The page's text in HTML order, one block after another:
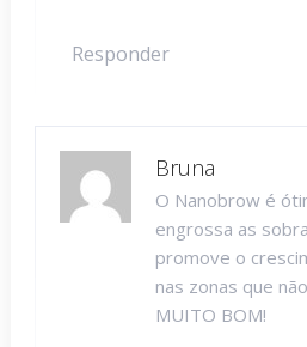
Responder
Bruna
O Nanobrow é
engrossa as
promove o
nas zonas que
MUITO BOM!